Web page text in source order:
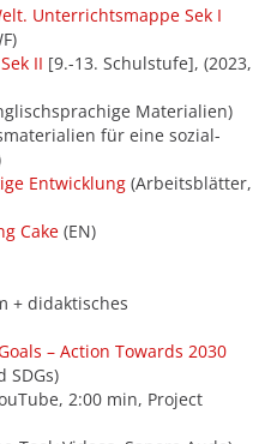
Unterrichtsmappe Sek I
II [9.-13. Schulstufe], (2023,
Materialien)
für eine sozial-
Entwicklung (Arbeitsblätter,
Cake (EN)
+ didaktisches
– Action Towards 2030
SDGs)
2:00 min, Project